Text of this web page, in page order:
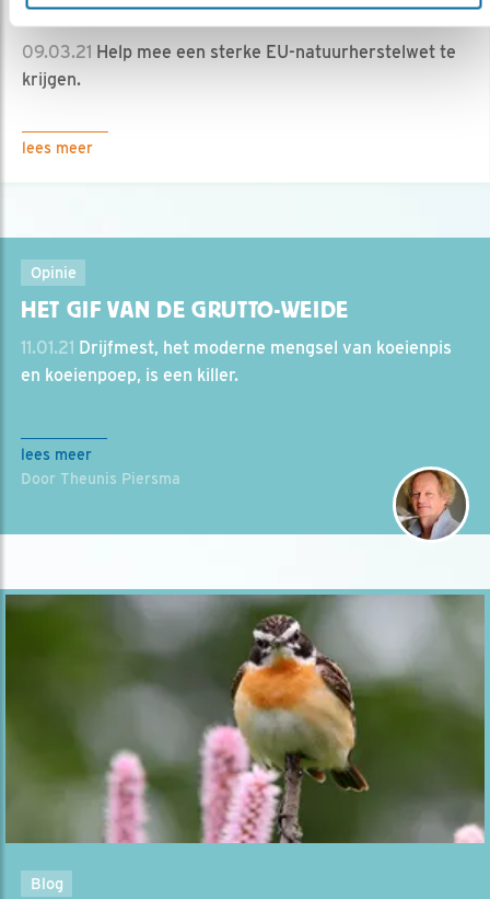
Nieuwe campagne #RestoreNature
09.03.21 Help mee een sterke EU-natuurherstelwet te
krijgen.
lees meer
Opinie
HET GIF VAN DE GRUTTO-WEIDE
11.01.21 Drijfmest, het moderne mengsel van koeienpis
en koeienpoep, is een killer.
lees meer
Door Theunis Piersma
Blog